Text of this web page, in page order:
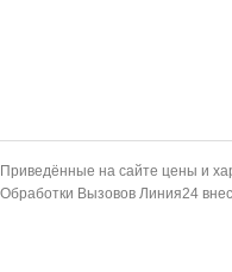
Приведённые на сайте цены и
Обработки Вызовов Линия24